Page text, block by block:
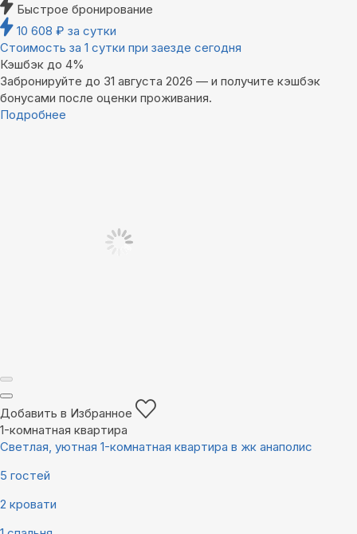
Быстрое бронирование
10 608 ₽ за сутки
Стоимость за 1 сутки при заезде сегодня
Кэшбэк до 4%
Забронируйте до 31 августа 2026 — и получите кэшбэк
бонусами после оценки проживания.
Подробнее
Добавить в Избранное
1-комнатная квартира
Светлая, уютная 1-комнатная квартира в жк анаполис
5 гостей
2 кровати